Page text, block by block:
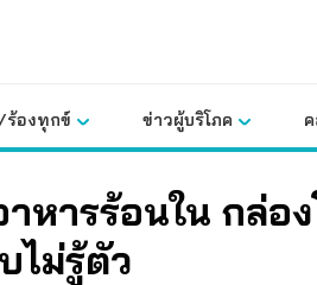
/ร้องทุกข์ ข่าวผู้บริโภค
าหารร้อนใน กล่อ
ไม่รู้ตัว